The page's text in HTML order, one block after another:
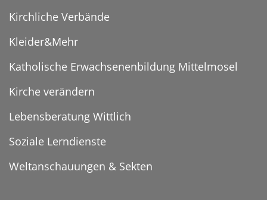
Kirchliche Verbände
Kleider&Mehr
Katholische Erwachsenenbildung Mittelmosel
Kirche verändern
Lebensberatung Wittlich
Soziale Lerndienste
Weltanschauungen & Sekten